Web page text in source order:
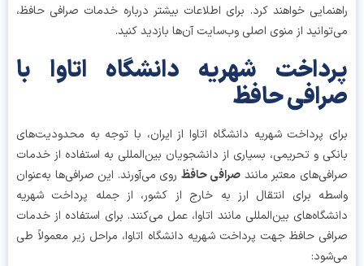
خواهند کرد. برای اطلاعات بیشتر درباره خدمات صرافی حافظ،
از منوی اصلی وب‌سایت آن‌ها بازدید کنید.
شهریه دانشگاه اتاوا با
حافظ
پرداخت شهریه دانشگاه اتاوا از ایران، با توجه به محدودیت‌های
و تحریمی، بسیاری از دانشجویان بین‌المللی به استفاده از خدمات
معتبر مانند صرافی حافظروی می‌آورند. این صرافی‌ها به‌عنوان
برای انتقال ارز به خارج از کشور، از جمله پرداخت شهریه
بین‌المللی مانند اتاوا، عمل می‌کنند. برای استفاده از خدمات
حافظ جهت پرداخت شهریه دانشگاه اتاوا، مراحل زیر معمولاً طی